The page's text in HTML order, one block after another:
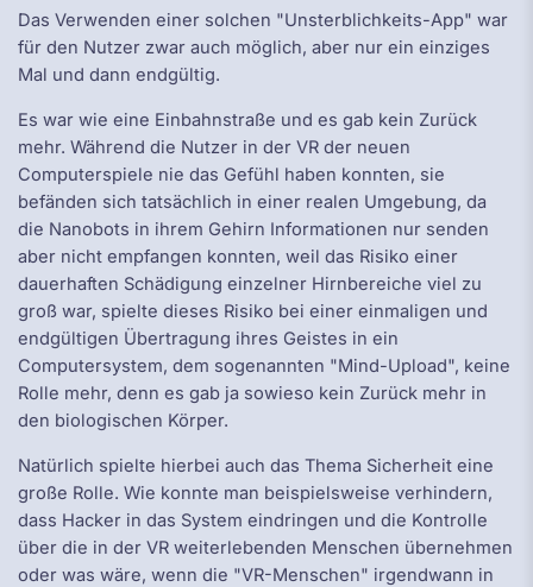
Das Verwenden einer solchen "Unsterblichkeits-App" war
für den Nutzer zwar auch möglich, aber nur ein einziges
Mal und dann endgültig.
Es war wie eine Einbahnstraße und es gab kein Zurück
mehr. Während die Nutzer in der VR der neuen
Computerspiele nie das Gefühl haben konnten, sie
befänden sich tatsächlich in einer realen Umgebung, da
die Nanobots in ihrem Gehirn Informationen nur senden
aber nicht empfangen konnten, weil das Risiko einer
dauerhaften Schädigung einzelner Hirnbereiche viel zu
groß war, spielte dieses Risiko bei einer einmaligen und
endgültigen Übertragung ihres Geistes in ein
Computersystem, dem sogenannten "Mind-Upload", keine
Rolle mehr, denn es gab ja sowieso kein Zurück mehr in
den biologischen Körper.
Natürlich spielte hierbei auch das Thema Sicherheit eine
große Rolle. Wie konnte man beispielsweise verhindern,
dass Hacker in das System eindringen und die Kontrolle
über die in der VR weiterlebenden Menschen übernehmen
oder was wäre, wenn die "VR-Menschen" irgendwann in